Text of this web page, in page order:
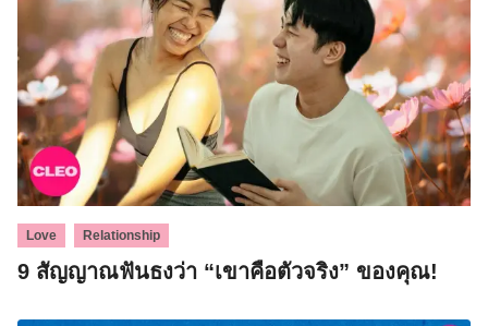
Love Relationship
9 สัญญาณฟันธงว่า “เขาคือตัวจริง” ของคุณ!